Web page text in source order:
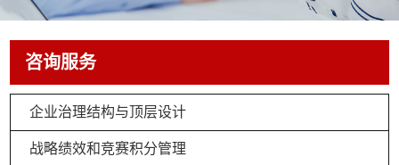
咨询服务
企业治理结构与顶层设计
战略绩效和竞赛积分管理